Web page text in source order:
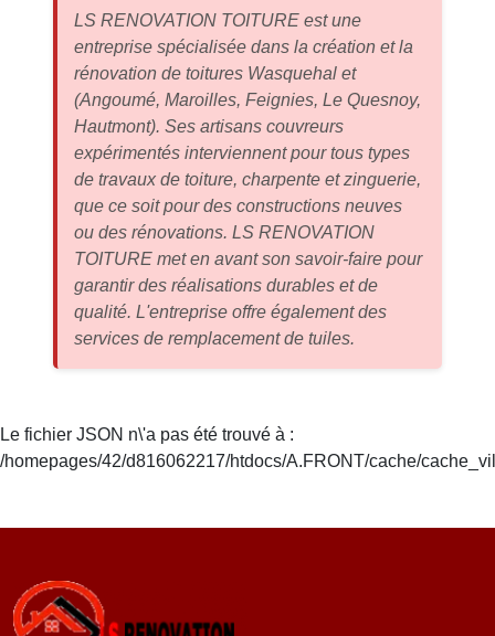
LS RENOVATION TOITURE est une
entreprise spécialisée dans la création et la
rénovation de toitures Wasquehal et
(Angoumé, Maroilles, Feignies, Le Quesnoy,
Hautmont). Ses artisans couvreurs
expérimentés interviennent pour tous types
de travaux de toiture, charpente et zinguerie,
que ce soit pour des constructions neuves
ou des rénovations. LS RENOVATION
TOITURE met en avant son savoir-faire pour
garantir des réalisations durables et de
qualité. L'entreprise offre également des
services de remplacement de tuiles.
Le fichier JSON n\'a pas été trouvé à :
/homepages/42/d816062217/htdocs/A.FRONT/cache/